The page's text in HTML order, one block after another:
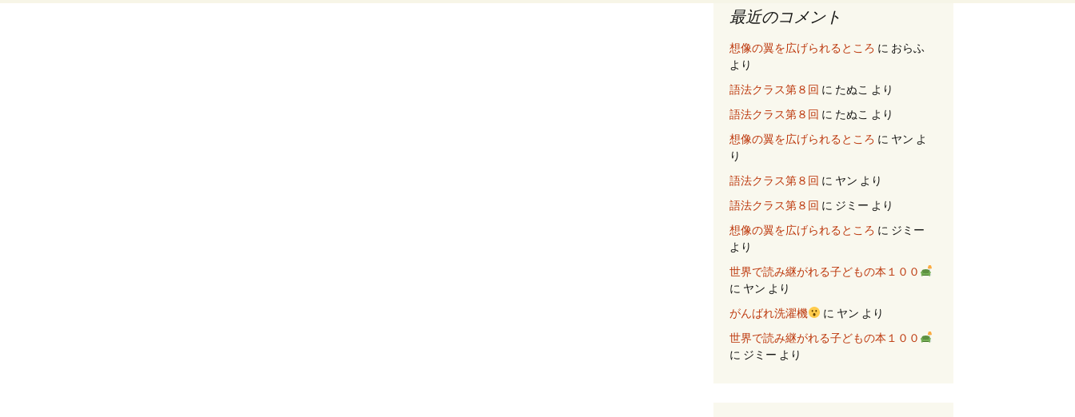
最近のコメント
想像の翼を広げられるところ に おらふ
より
語法クラス第８回 に たぬこ より
語法クラス第８回 に たぬこ より
想像の翼を広げられるところ に ヤン よ
り
語法クラス第８回 に ヤン より
語法クラス第８回 に ジミー より
想像の翼を広げられるところ に ジミー
より
世界で読み継がれる子どもの本１００
に ヤン より
がんばれ洗濯機
に ヤン より
世界で読み継がれる子どもの本１００
に ジミー より